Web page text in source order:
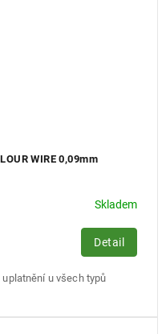
WIRE 0,09mm
Skladem
Detail
u všech typů